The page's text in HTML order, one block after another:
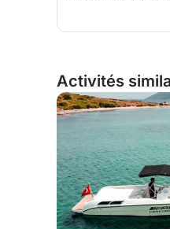
Activités